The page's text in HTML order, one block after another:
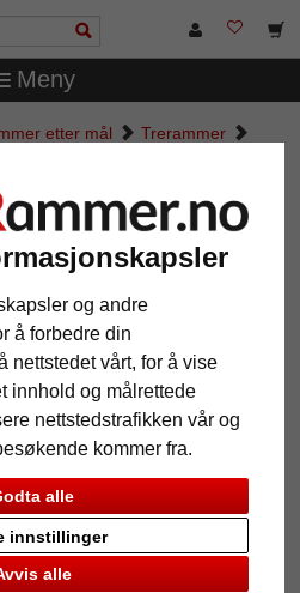
og andre
å forbedre din
nettstedet vårt, for å vise
innhold og målrettede
nettstedstrafikken vår og
kommer fra.
alle
alle
innstillinger
Meny
etter mål
Trerammer
mål Kota